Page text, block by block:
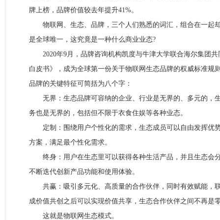
牌上榜，品牌价值较去年提升41%。
物联网、生态、品牌，三个人们熟悉的词汇，组合在一起
是全球唯一，这究竟是一种什么商业业态?
2020年9月，品牌咨询机构凯度与牛津大学联合海尔集团共
白皮书》，成为全球第一份关于物联网生态品牌的权威标准规
品牌的关键特征可简括为八个字：
无界：生态品牌可容纳的企业、行业是无界的、多元的，
务也是无界的，包括但不限于衣食住娱等各种业态。
定制：围绕用户个性化的需求，生态成员可以自由发挥优
方案，满足最个性化需求。
终身：用户在生态里可以获得各种生活产品，并且生态会
不断迭代创新产品功能和使用体验。
共赢：吸引多元化、高质量的合作伙伴，同时有效赋能，
成价值共创之后可以实现价值共享，生态合作伙伴之间不再是
这就是物联网生态模式。